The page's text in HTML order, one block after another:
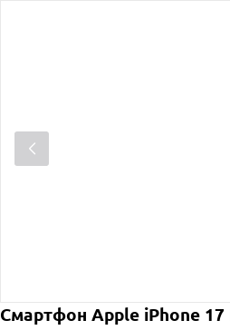
Смартфон Apple iPhone 17